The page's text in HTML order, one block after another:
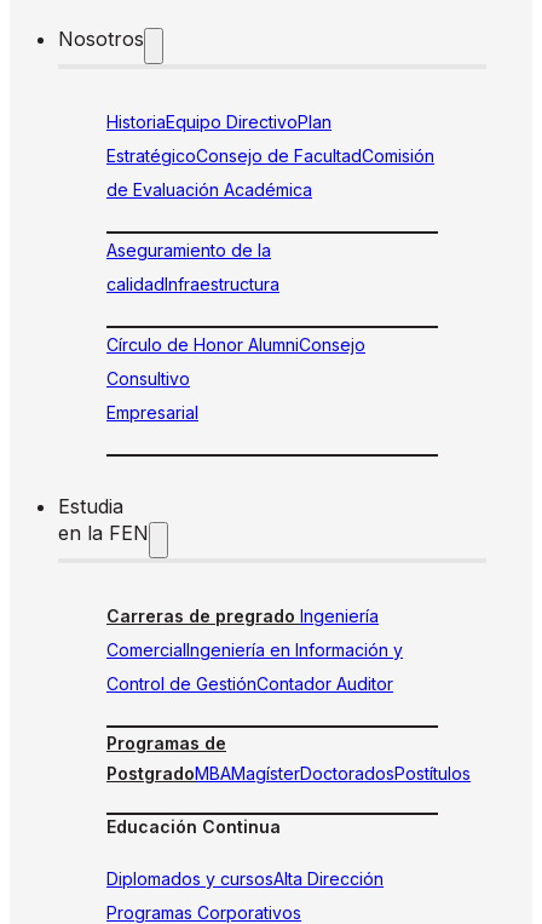
Nosotros
HistoriaEquipo DirectivoPlan
EstratégicoConsejo de FacultadComisión
de Evaluación Académica
Aseguramiento de la
calidadInfraestructura
Círculo de Honor AlumniConsejo
Consultivo
Empresarial
Estudia
en la FEN
Carreras de pregrado Ingeniería
ComercialIngeniería en Información y
Control de GestiónContador Auditor
Programas de
PostgradoMBAMagísterDoctoradosPostítulos
Educación Continua
Diplomados y cursosAlta Dirección
Programas Corporativos